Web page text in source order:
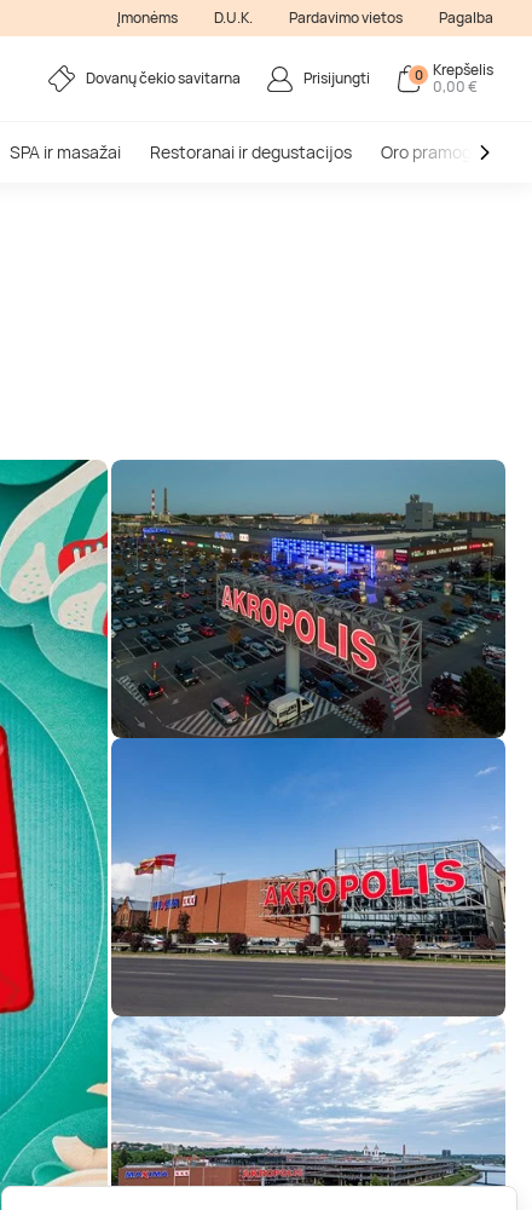
Įmonėms D.U.K. Pardavimo vietos Pagalba
Dovanų čekio savitarna Prisijungti 0 Krepšelis
0,00 €
SPA ir masažai Restoranai ir degustacijos Oro pramogos